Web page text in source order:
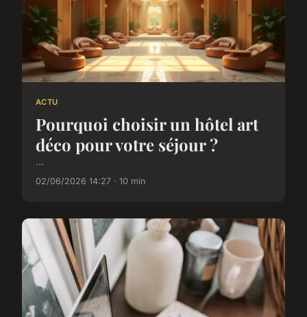
ACTU
Pourquoi choisir un hôtel art
déco pour votre séjour ?
...
02/06/2026 14:27 · 10 min